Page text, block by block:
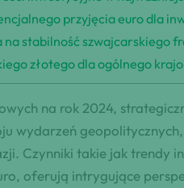
przyjęcia euro dla
stabilność szwajcarskiego
złotego dla ogólnego
na rok 2024,
wydarzeń
Czynniki takie jak trendy
oferują intrygujące